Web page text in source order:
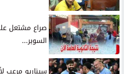
صراع مشتعل
السوبر...
سيناريو مرعب